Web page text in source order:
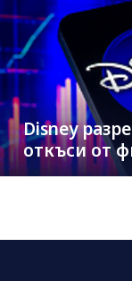
Disney
откъси от